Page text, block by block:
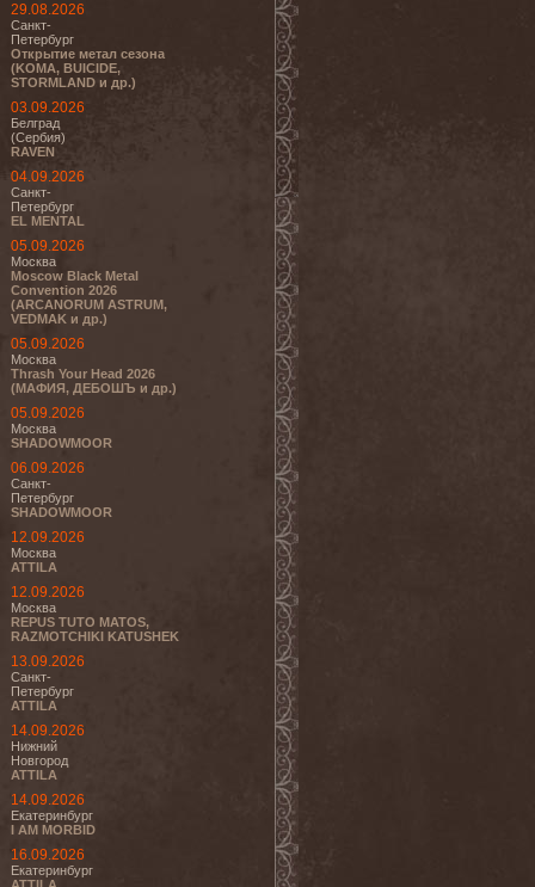
29.08.2026
Санкт-
Петербург
Открытие метал сезона
(KOMA, BUICIDE,
STORMLAND и др.)
03.09.2026
Белград
(Сербия)
RAVEN
04.09.2026
Санкт-
Петербург
EL MENTAL
05.09.2026
Москва
Moscow Black Metal
Convention 2026
(ARCANORUM ASTRUM,
VEDMAK и др.)
05.09.2026
Москва
Thrash Your Head 2026
(МАФИЯ, ДЕБОШЪ и др.)
05.09.2026
Москва
SHADOWMOOR
06.09.2026
Санкт-
Петербург
SHADOWMOOR
12.09.2026
Москва
ATTILA
12.09.2026
Москва
REPUS TUTO MATOS,
RAZMOTCHIKI KATUSHEK
13.09.2026
Санкт-
Петербург
ATTILA
14.09.2026
Нижний
Новгород
ATTILA
14.09.2026
Екатеринбург
I AM MORBID
16.09.2026
Екатеринбург